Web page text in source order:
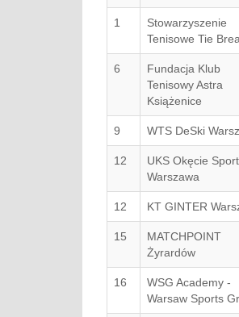
1
Stowarzyszenie
Tenisowe Tie
6
Fundacja Klub
Tenisowy Astra
Książenice
9 WTS DeSki
12
UKS Okęcie Sport
Warszawa
12 KT GINTER
15
MATCHPOINT
Żyrardów
16
WSG Academy -
Warsaw Sports